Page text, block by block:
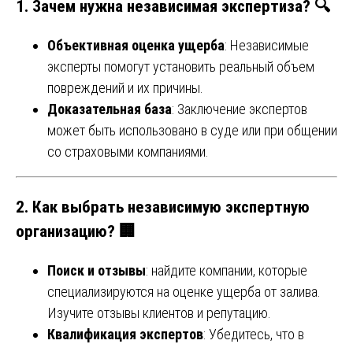
1. Зачем нужна независимая экспертиза? 🔍
Объективная оценка ущерба: Независимые
эксперты помогут установить реальный объем
повреждений и их причины.
Доказательная база: Заключение экспертов
может быть использовано в суде или при общении
со страховыми компаниями.
2. Как выбрать независимую экспертную
организацию? 🏢
Поиск и отзывы: найдите компании, которые
специализируются на оценке ущерба от залива.
Изучите отзывы клиентов и репутацию.
Квалификация экспертов: Убедитесь, что в